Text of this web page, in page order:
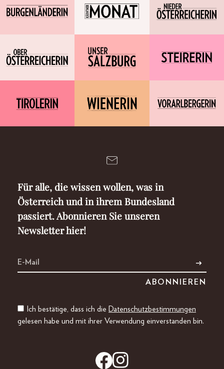
Für alle, die wissen wollen, was in
Österreich und in ihrem Bundesland
passiert. Abonnieren Sie unseren
Newsletter hier!
Ich bestätige, dass ich die Datenschutzbestimmungen
gelesen habe und mit ihrer Verwendung einverstanden bin.